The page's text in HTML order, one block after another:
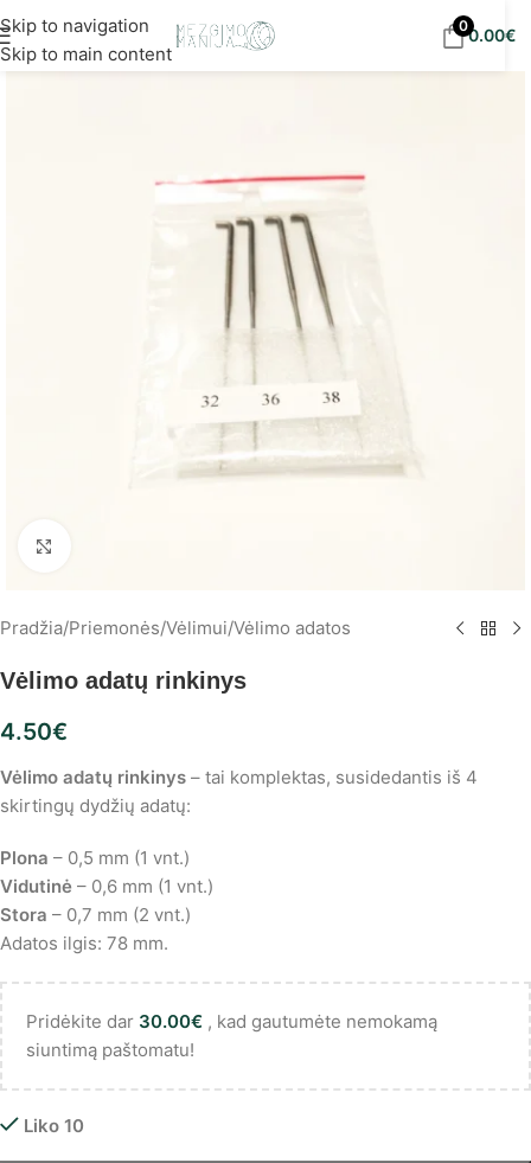
Skip to navigation
Skip to main content
eur!
00.00€
Pradžia/Priemonės/Vėlimui/Vėlimo adatos
Vėlimo adatų rinkinys
4.50€
Vėlimo adatų rinkinys – tai komplektas, susidedantis iš 4
skirtingų dydžių adatų:
Plona – 0,5 mm (1 vnt.)
Vidutinė – 0,6 mm (1 vnt.)
Stora – 0,7 mm (2 vnt.)
Adatos ilgis: 78 mm.
Pridėkite dar 30.00€ , kad gautumėte nemokamą
siuntimą paštomatu!
Liko 10